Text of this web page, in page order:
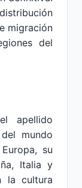
migración
del
apellido
mundo
su
Italia y
la cultura